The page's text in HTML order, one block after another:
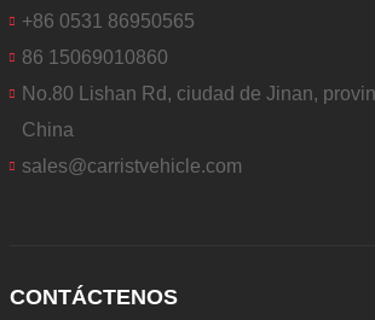
+86 0531 86950565
86 15069010860
No.80 Lishan Rd, ciudad de Jinan,
China
sales@carristvehicle.com
CONTÁCTENOS